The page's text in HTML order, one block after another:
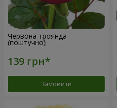
Червона троянда
(поштучно)
Замовити